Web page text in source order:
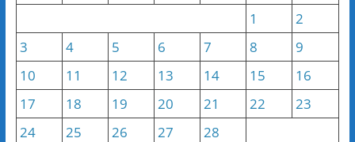
1
2
3
4 5 6 7 8
9
10
11 12 13 14 15
16
17
18 19 20 21 22
23
24
25 26 27 28